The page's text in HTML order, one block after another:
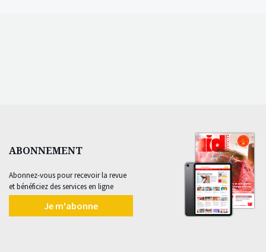
ABONNEMENT
Abonnez-vous pour recevoir la revue
et bénéficiez des services en ligne
Je m'abonne